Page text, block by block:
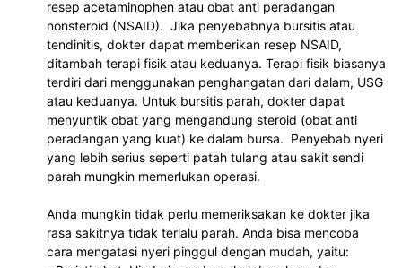
resep acetaminophen atau obat anti peradangan
nonsteroid (NSAID).  Jika penyebabnya bursitis atau
tendinitis, dokter dapat memberikan resep NSAID,
ditambah terapi fisik atau keduanya. Terapi fisik biasanya
terdiri dari menggunakan penghangatan dari dalam, USG
atau keduanya. Untuk bursitis parah, dokter dapat
menyuntik obat yang mengandung steroid (obat anti
peradangan yang kuat) ke dalam bursa.  Penyebab nyeri
yang lebih serius seperti patah tulang atau sakit sendi
parah mungkin memerlukan operasi.
Anda mungkin tidak perlu memeriksakan ke dokter jika
rasa sakitnya tidak terlalu parah. Anda bisa mencoba
cara mengatasi nyeri pinggul dengan mudah, yaitu: